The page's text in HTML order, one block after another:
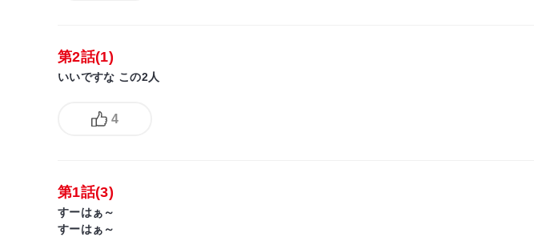
第2話(1)
いいですな この2人
4
第1話(3)
すーはぁ～
すーはぁ～